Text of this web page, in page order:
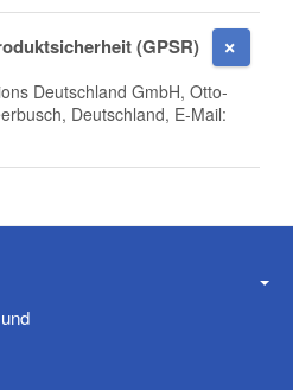
(GPSR)
Deutschland GmbH, Otto-
Deutschland, E-Mail: